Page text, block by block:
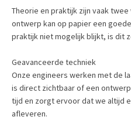
Theorie en praktijk zijn vaak
ontwerp kan op papier een
praktijk niet mogelijk blijkt, is dit
Geavanceerde techniek
Onze engineers werken met de
is direct zichtbaar of een
tijd en zorgt ervoor dat we altijd
afleveren.